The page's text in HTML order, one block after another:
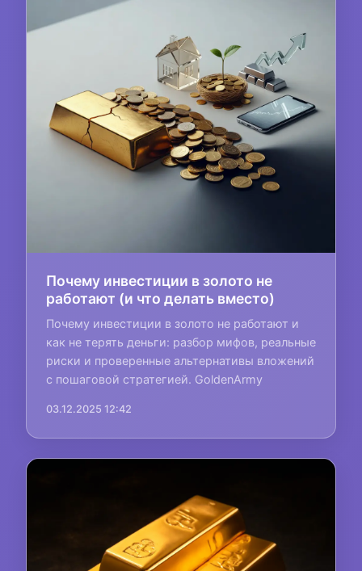
Почему инвестиции в золото не
работают (и что делать вместо)
Почему инвестиции в золото не работают и
как не терять деньги: разбор мифов, реальные
риски и проверенные альтернативы вложений
с пошаговой стратегией. GoldenArmy
03.12.2025 12:42